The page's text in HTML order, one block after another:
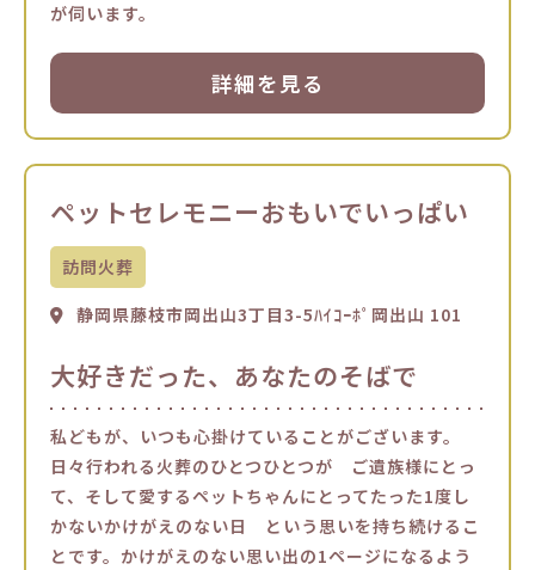
が伺います。
詳細を見る
ペットセレモニーおもいでいっぱい
訪問火葬
静岡県藤枝市岡出山3丁目3-5ﾊｲｺｰﾎﾟ岡出山 101
大好きだった、あなたのそばで
私どもが、いつも心掛けていることがございます。
日々行われる火葬のひとつひとつが ご遺族様にとっ
て、そして愛するペットちゃんにとってたった1度し
かないかけがえのない日 という思いを持ち続けるこ
とです。かけがえのない思い出の1ページになるよう